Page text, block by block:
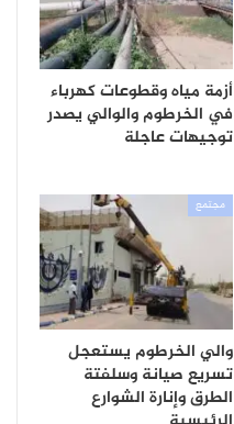
أزمة مياه وقطوعات كهرباء
في الخرطوم والوالي يصدر
توجيهات عاجلة
مجتمع
والي الخرطوم يستعجل
تسريع صيانة وسلفتة
الطرق وإنارة الشوارع